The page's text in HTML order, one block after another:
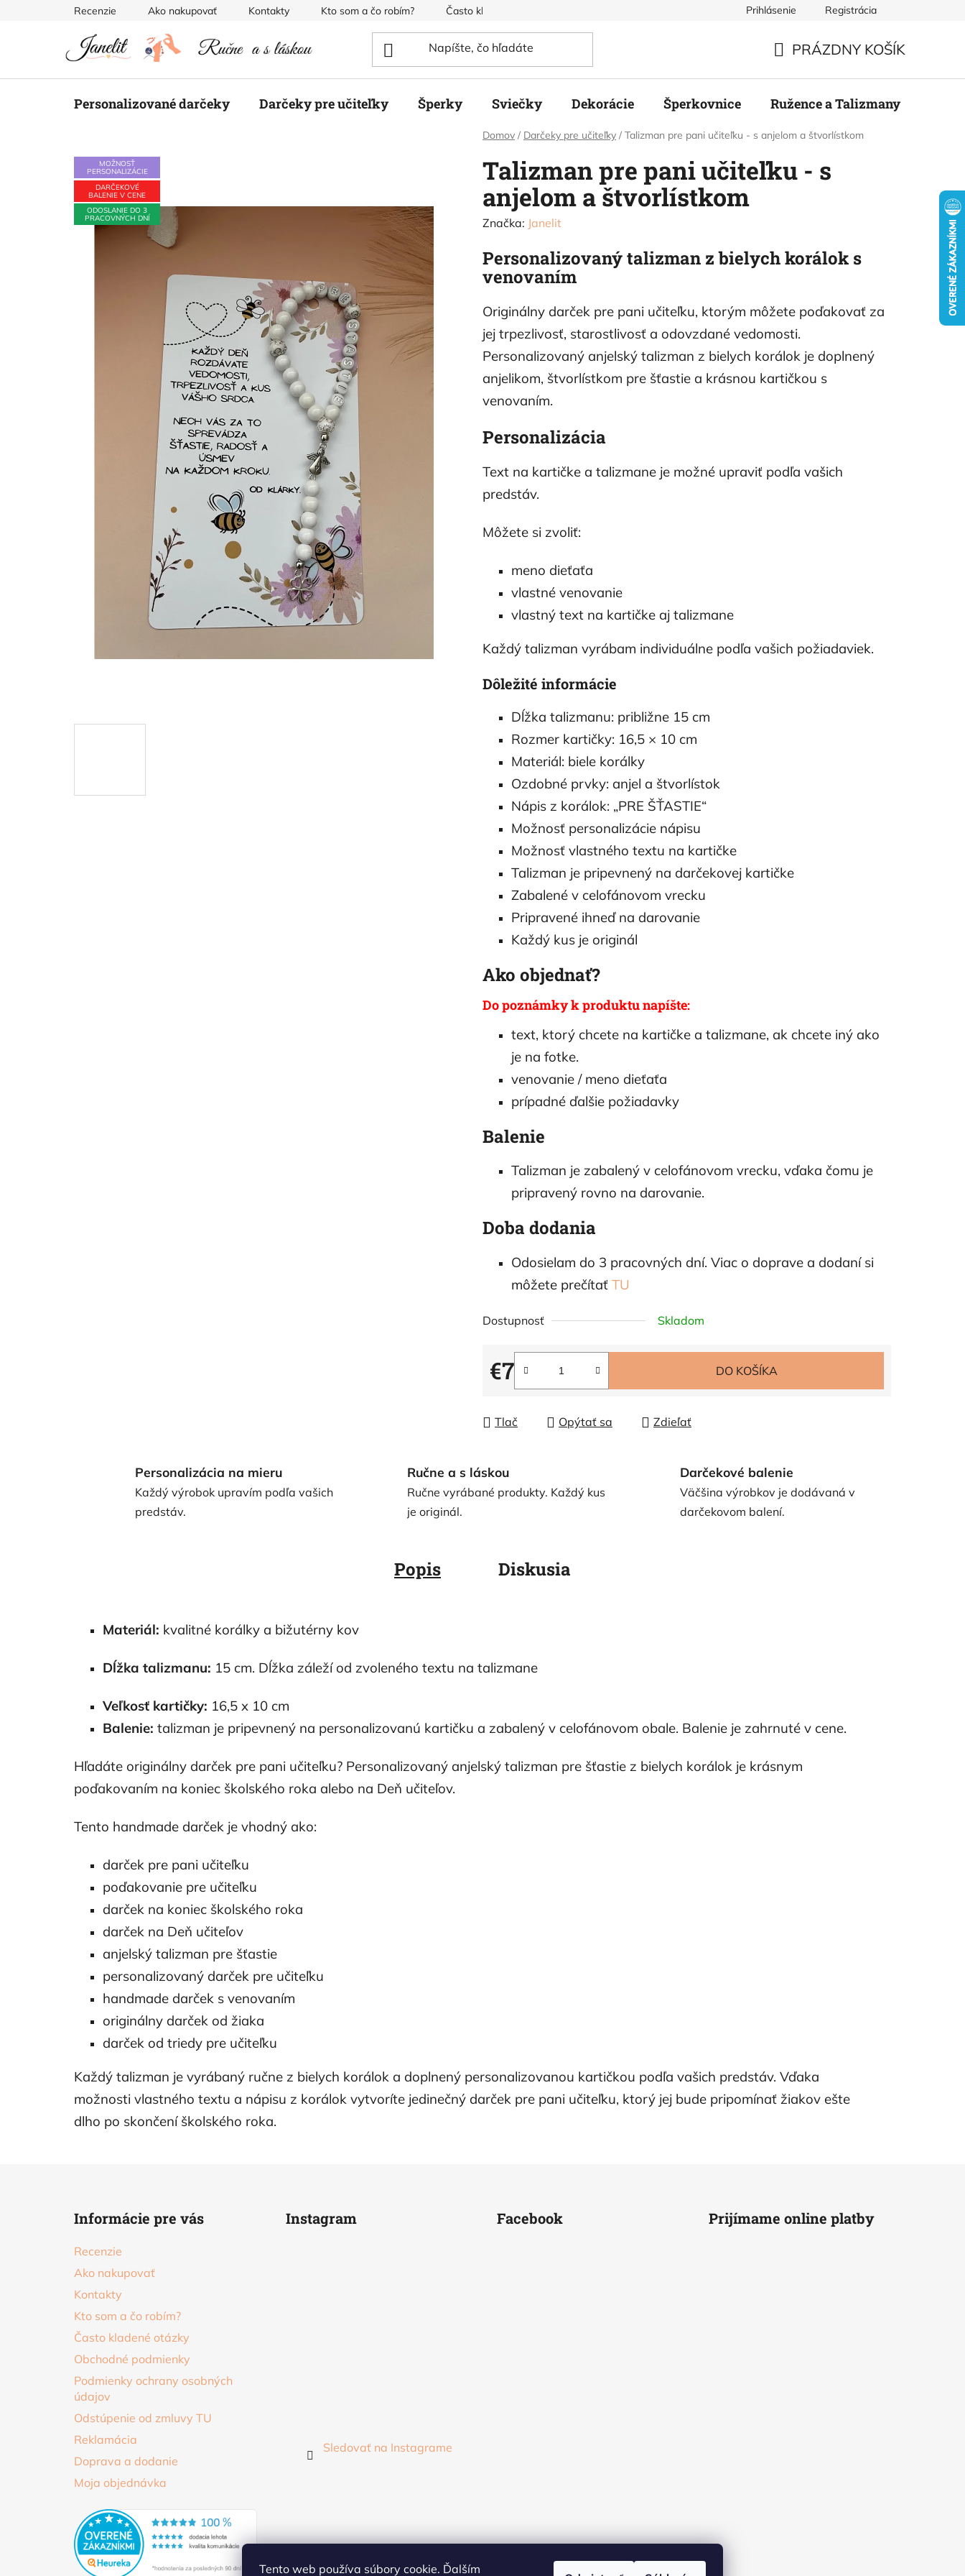
Tento web používa súbory cookie. Ďalším
Recenzie Ako nakupovať Kontakty Kto som a čo robím? Často kladené otázky Podmienky ochrany osobných údajov
Prihlásenie Registrácia
KOŠÍK
PRÁZDNY KOŠÍK
Personalizované darčeky Darčeky pre učiteľky Šperky Sviečky Dekorácie Šperkovnice Ružence a Talizmany
Domov / Darčeky pre učiteľky / Talizman pre pani učiteľku - s anjelom a štvorlístkom
Talizman pre pani učiteľku - s
anjelom a štvorlístkom
Značka: Janelit
Personalizovaný talizman z bielych korálok s
venovaním
Originálny darček pre pani učiteľku, ktorým môžete poďakovať za
jej trpezlivosť, starostlivosť a odovzdané vedomosti.
Personalizovaný anjelský talizman z bielych korálok je doplnený
anjelikom, štvorlístkom pre šťastie a krásnou kartičkou s
venovaním.
Personalizácia
Text na kartičke a talizmane je možné upraviť podľa vašich
predstáv.
Môžete si zvoliť:
meno dieťaťa
vlastné venovanie
vlastný text na kartičke aj talizmane
Každý talizman vyrábam individuálne podľa vašich požiadaviek.
Dôležité informácie
Dĺžka talizmanu: približne 15 cm
Rozmer kartičky: 16,5 × 10 cm
Materiál: biele korálky
Ozdobné prvky: anjel a štvorlístok
Nápis z korálok: „PRE ŠŤASTIE“
Možnosť personalizácie nápisu
Možnosť vlastného textu na kartičke
Talizman je pripevnený na darčekovej kartičke
Zabalené v celofánovom vrecku
Pripravené ihneď na darovanie
Každý kus je originál
Ako objednať?
Do poznámky k produktu napíšte:
text, ktorý chcete na kartičke a talizmane, ak chcete iný ako
je na fotke.
venovanie / meno dieťaťa
prípadné ďalšie požiadavky
Balenie
Talizman je zabalený v celofánovom vrecku, vďaka čomu je
pripravený rovno na darovanie.
Doba dodania
Odosielam do 3 pracovných dní. Viac o doprave a dodaní si
môžete prečítať TU
Dostupnosť Skladom
€7
Jednotková cena:
DO KOŠÍKA
Tlač Opýtať sa Zdieľať
MOŽNOSŤ
PERSONALIZÁCIE
DARČEKOVÉ
BALENIE V CENE
ODOSLANIE DO 3
PRACOVNÝCH DNÍ
Personalizácia na mieru
Každý výrobok upravím podľa vašich
predstáv.
Ručne a s láskou
Ručne vyrábané produkty. Každý kus
je originál.
Darčekové balenie
Väčšina výrobkov je dodávaná v
darčekovom balení.
Popis Diskusia
Materiál: kvalitné korálky a bižutérny kov
Dĺžka talizmanu: 15 cm. Dĺžka záleží od zvoleného textu na talizmane
Veľkosť kartičky: 16,5 x 10 cm
Balenie: talizman je pripevnený na personalizovanú kartičku a zabalený v celofánovom obale. Balenie je zahrnuté v cene.
Hľadáte originálny darček pre pani učiteľku? Personalizovaný anjelský talizman pre šťastie z bielych korálok je krásnym
poďakovaním na koniec školského roka alebo na Deň učiteľov.
Tento handmade darček je vhodný ako:
darček pre pani učiteľku
poďakovanie pre učiteľku
darček na koniec školského roka
darček na Deň učiteľov
anjelský talizman pre šťastie
personalizovaný darček pre učiteľku
handmade darček s venovaním
originálny darček od žiaka
darček od triedy pre učiteľku
Každý talizman je vyrábaný ručne z bielych korálok a doplnený personalizovanou kartičkou podľa vašich predstáv. Vďaka
možnosti vlastného textu a nápisu z korálok vytvoríte jedinečný darček pre pani učiteľku, ktorý jej bude pripomínať žiakov ešte
dlho po skončení školského roka.
Informácie pre vás
Recenzie
Ako nakupovať
Kontakty
Kto som a čo robím?
Často kladené otázky
Obchodné podmienky
Podmienky ochrany osobných
údajov
Odstúpenie od zmluvy TU
Reklamácia
Doprava a dodanie
Moja objednávka
Instagram
Sledovať na Instagrame
Facebook Prijímame online platby